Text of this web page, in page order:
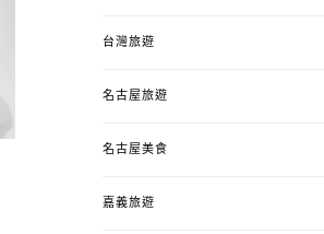
台灣旅遊
名古屋旅遊
名古屋美食
嘉義旅遊